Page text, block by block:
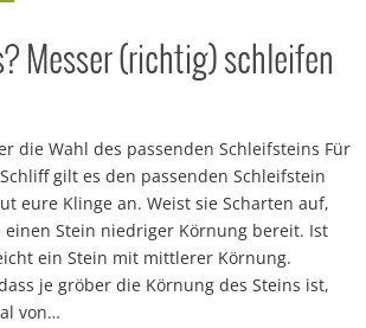
Messer (richtig) schleifen
die Wahl des passenden Schleifsteins Für
gilt es den passenden Schleifstein
eure Klinge an. Weist sie Scharten auf,
einen Stein niedriger Körnung bereit. Ist
ein Stein mit mittlerer Körnung.
je gröber die Körnung des Steins ist,
von…